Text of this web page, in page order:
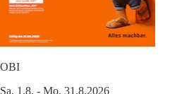
OBI
Sa. 1.8. - Mo. 31.8.2026